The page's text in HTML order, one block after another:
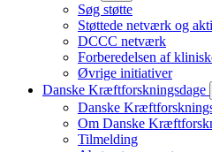
Søg støtte
Støttede netværk og
DCCC netværk
Forberedelsen af
Øvrige initiativer
Danske Kræftforskningsdage
Danske
Om Danske
Tilmelding